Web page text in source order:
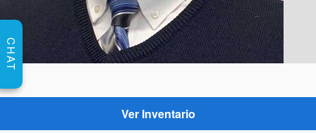
Ver Inventario
CHAT